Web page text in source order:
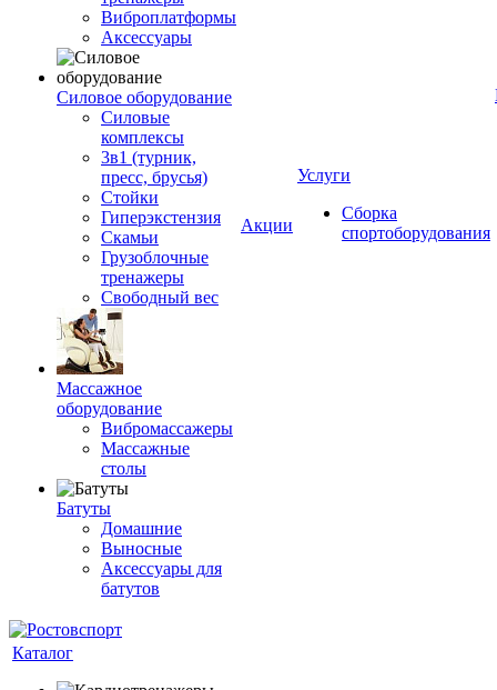
Виброплатформы
Аксессуары
Силовое оборудование
Силовые
комплексы
3в1 (турник,
пресс, брусья)
Стойки
Гиперэкстензия
Скамьи
Грузоблочные
тренажеры
Свободный вес
Массажное
оборудование
Вибромассажеры
Массажные
столы
Батуты
Домашние
Выносные
Аксессуары для
батутов
Акции
Услуги
Сборка
спортоборудования
Каталог